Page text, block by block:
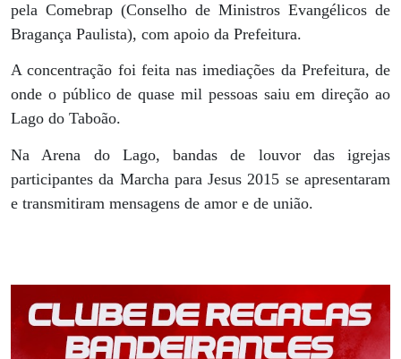
pela Comebrap (Conselho de Ministros Evangélicos de
Bragança Paulista), com apoio da Prefeitura.
A concentração foi feita nas imediações da Prefeitura, de
onde o público de quase mil pessoas saiu em direção ao
Lago do Taboão.
Na Arena do Lago, bandas de louvor das igrejas
participantes da Marcha para Jesus 2015 se apresentaram
e transmitiram mensagens de amor e de união.